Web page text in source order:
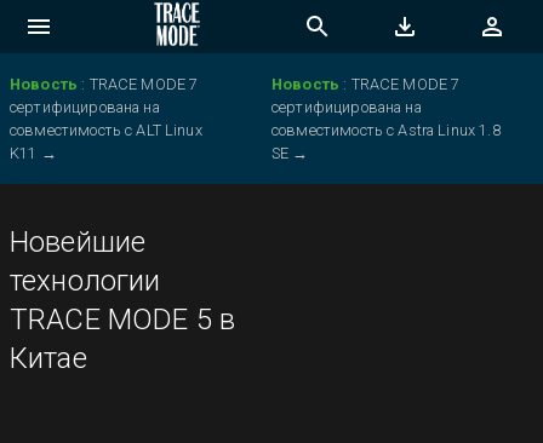
Новость : TRACE MODE 7
сертифицирована на
совместимость с ALT Linux
K11 →
Новость : TRACE MODE 7
сертифицирована на
совместимость с Astra Linux 1.8
SE →
Новейшие
технологии
TRACE MODE 5 в
Китае